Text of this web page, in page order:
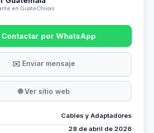
en GuateChivas
Contactar por WhatsApp
✉️ Enviar mensaje
🌐 Ver sitio web
Cables y Adaptadores
28 de abril de 2026